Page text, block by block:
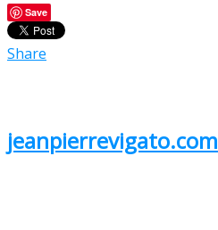
Save
Share
jeanpierrevigato.com